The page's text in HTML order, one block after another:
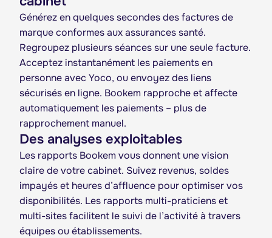
Générez en quelques secondes des factures de
marque conformes aux assurances santé.
Regroupez plusieurs séances sur une seule facture.
Acceptez instantanément les paiements en
personne avec Yoco, ou envoyez des liens
sécurisés en ligne. Bookem rapproche et affecte
automatiquement les paiements – plus de
rapprochement manuel.
Des analyses exploitables
Les rapports Bookem vous donnent une vision
claire de votre cabinet. Suivez revenus, soldes
impayés et heures d’affluence pour optimiser vos
disponibilités. Les rapports multi-praticiens et
multi-sites facilitent le suivi de l’activité à travers
équipes ou établissements.